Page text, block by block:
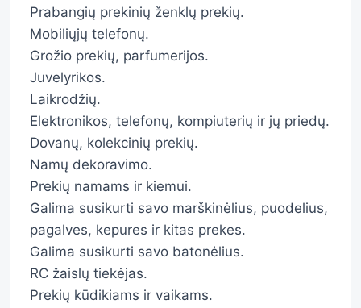
Prabangių prekinių ženklų prekių.
Mobiliųjų telefonų.
Grožio prekių, parfumerijos.
Juvelyrikos.
Laikrodžių.
Elektronikos, telefonų, kompiuterių ir jų priedų.
Dovanų, kolekcinių prekių.
Namų dekoravimo.
Prekių namams ir kiemui.
Galima susikurti savo marškinėlius, puodelius,
pagalves, kepures ir kitas prekes.
Galima susikurti savo batonėlius.
RC žaislų tiekėjas.
Prekių kūdikiams ir vaikams.